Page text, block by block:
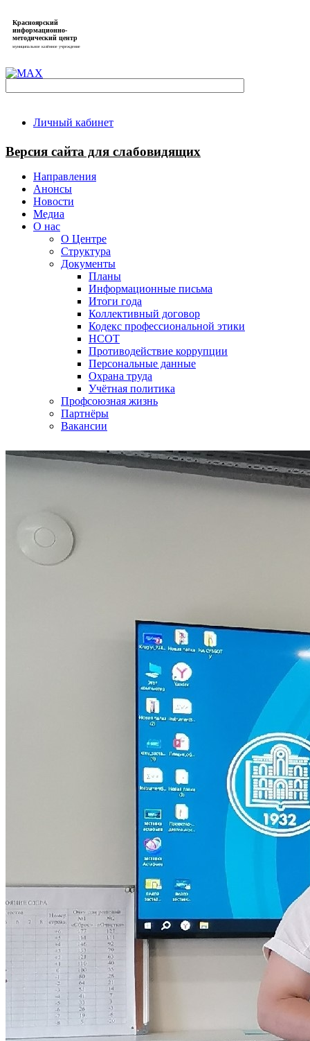
Красноярский
информационно-
методический центр
муниципальное казённое учреждение
Личный кабинет
Версия сайта для слабовидящих
Направления
Анонсы
Новости
Медиа
О нас
О Центре
Структура
Документы
Планы
Информационные письма
Итоги года
Коллективный договор
Кодекс профессиональной этики
НСОТ
Противодействие коррупции
Персональные данные
Охрана труда
Учётная политика
Профсоюзная жизнь
Партнёры
Вакансии